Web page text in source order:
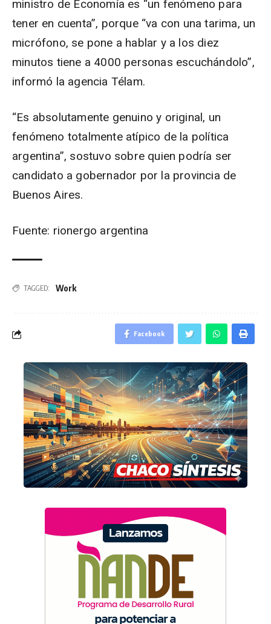
ministro de Economía es “un fenómeno para
tener en cuenta”, porque “va con una tarima, un
micrófono, se pone a hablar y a los diez
minutos tiene a 4000 personas escuchándolo”,
informó la agencia Télam.
“Es absolutamente genuino y original, un
fenómeno totalmente atípico de la política
argentina”, sostuvo sobre quien podría ser
candidato a gobernador por la provincia de
Buenos Aires.
Fuente: rionergo argentina
TAGGED: Work
Facebook